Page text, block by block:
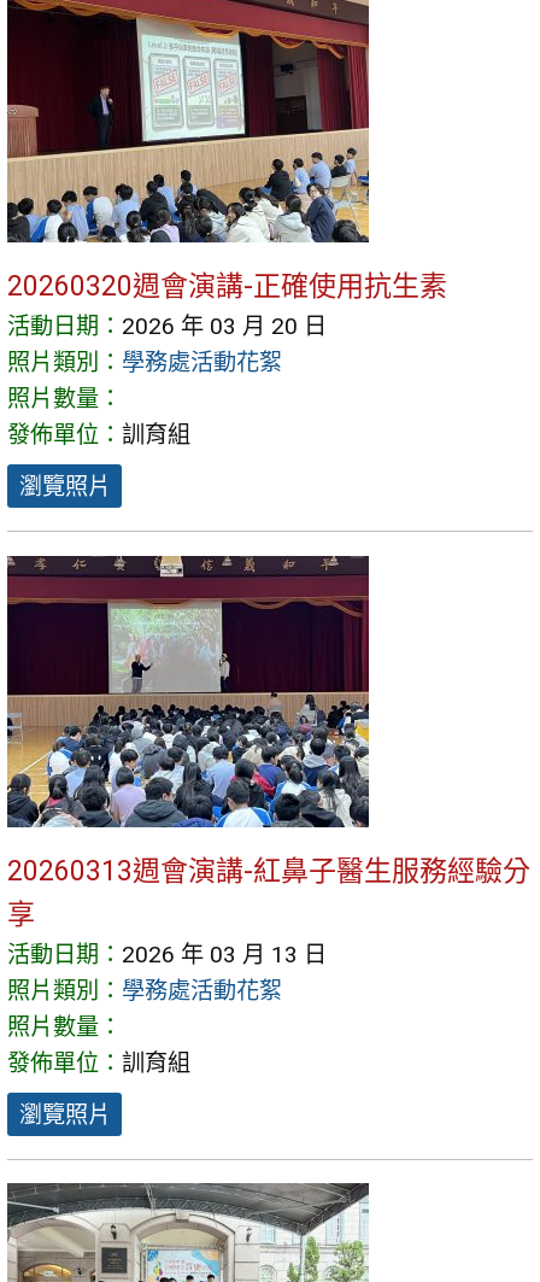
20260320週會演講-正確使用抗生素
活動日期： 2026 年 03 月 20 日
照片類別： 學務處活動花絮
照片數量：
發佈單位： 訓育組
瀏覽照片
20260313週會演講-紅鼻子醫生服務經驗分
享
活動日期： 2026 年 03 月 13 日
照片類別： 學務處活動花絮
照片數量：
發佈單位： 訓育組
瀏覽照片